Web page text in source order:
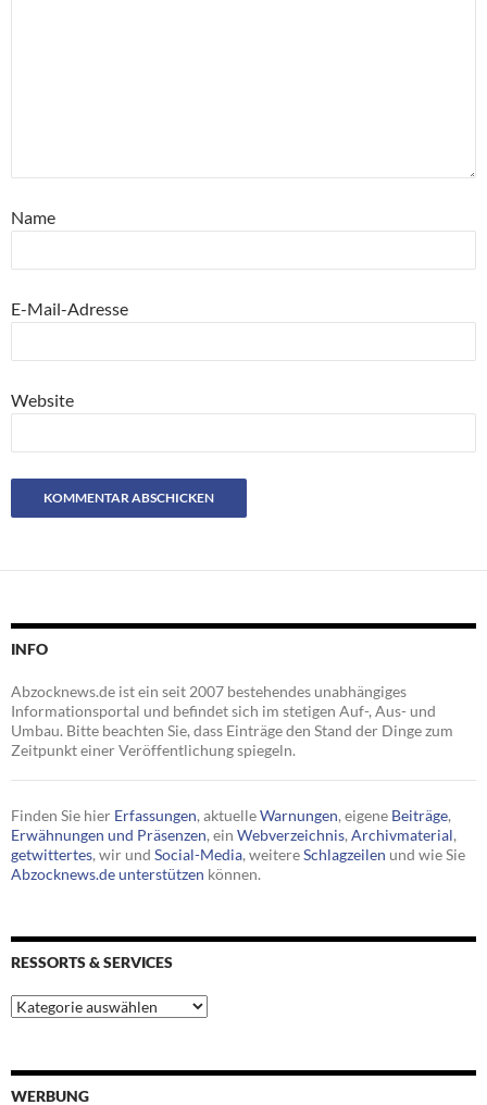
Name
E-Mail-Adresse
Website
INFO
Abzocknews.de ist ein seit 2007 bestehendes unabhängiges
Informationsportal und befindet sich im stetigen Auf-, Aus- und
Umbau. Bitte beachten Sie, dass Einträge den Stand der Dinge zum
Zeitpunkt einer Veröffentlichung spiegeln.
Finden Sie hier Erfassungen, aktuelleWarnungen, eigene Beiträge,
Erwähnungen und Präsenzen, ein Webverzeichnis, Archivmaterial,
getwittertes, wir und Social-Media, weitereSchlagzeilen und wie Sie
Abzocknews.de unterstützen können.
RESSORTS & SERVICES
Ressorts
&
WERBUNG